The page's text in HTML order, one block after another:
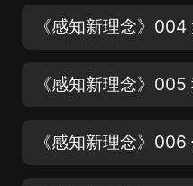
《感知新理念》006